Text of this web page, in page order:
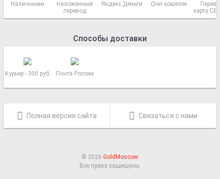
Наличными
Наложенный
перевод
Яндекс.Деньги Qiwi кошелек
карту
Способы доставки
Курьер - 300 руб. Почта России
Полная версия сайта Связаться с нами
© 2026 GoldMoscow.
Все права защищены.